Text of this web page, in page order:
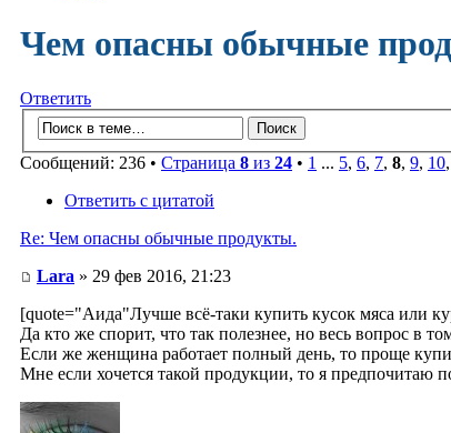
Чем опасны обычные
Ответить
Сообщений: 236 • Страница 8 из 24 • 1 ... 5, 6, 7, 8, 9, 10,
Ответить с цитатой
Re: Чем опасны обычные продукты.
Lara » 29 фев 2016, 21:23
[quote="Аида"Лучше всё-таки купить кусок мяса или
Да кто же спорит, что так полезнее, но весь вопрос в
Если же женщина работает полный день, то проще
Мне если хочется такой продукции, то я предпочитаю